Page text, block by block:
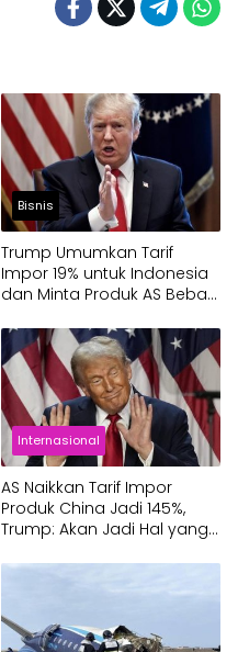
Bisnis
Trump Umumkan Tarif
Impor 19% untuk Indonesia
dan Minta Produk AS Bebas
Internasional
AS Naikkan Tarif Impor
Produk China Jadi 145%,
Trump: Akan Jadi Hal yang